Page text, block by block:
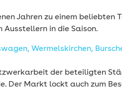
Jahren zu einem beliebten
in die Saison.
der beteiligten
Der Markt lockt auch zum